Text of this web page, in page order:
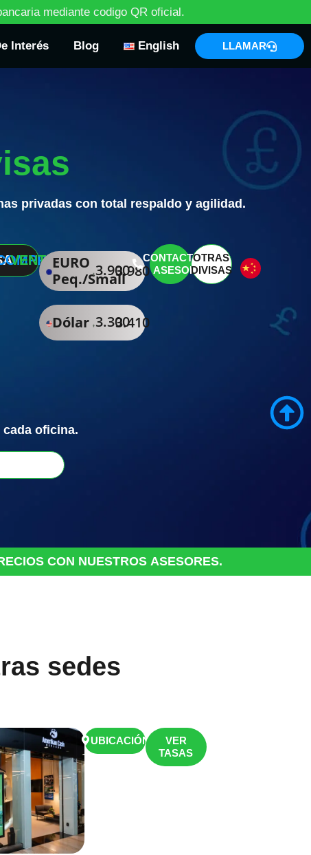
ancaria mediante codigo QR oficial.
Interés Blog English LLAMAR
privadas con total respaldo y agilidad.
VENTAEURO
Peq./Small
3.9003.980
Dólar 3.3003.410
CONTACTAR
ASESOR
OTRAS
DIVISAS
oficina.
CON NUESTROS ASESORES.
sedes
UBICACIÓN
VER
TASAS